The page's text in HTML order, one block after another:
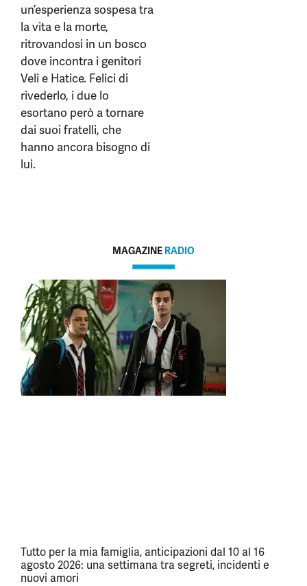
un’esperienza sospesa tra
la vita e la morte,
ritrovandosi in un bosco
dove incontra i genitori
Veli e Hatice. Felici di
rivederlo, i due lo
esortano però a tornare
dai suoi fratelli, che
hanno ancora bisogno di
lui.
MAGAZINE RADIO
Tutto per la mia famiglia, anticipazioni dal 10 al 16
agosto 2026: una settimana tra segreti, incidenti e
nuovi amori